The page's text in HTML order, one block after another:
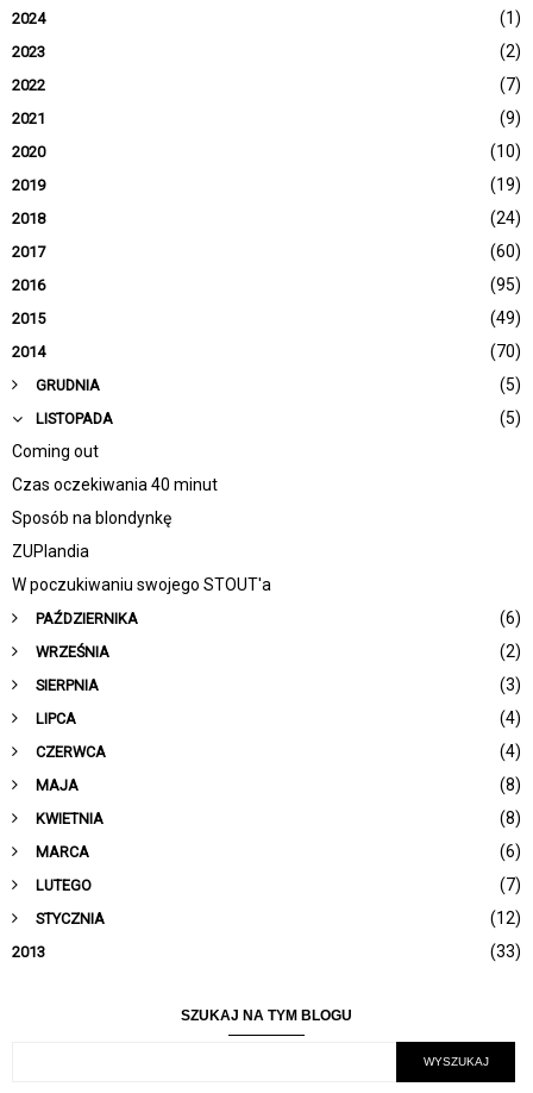
2024 (1)
2023 (2)
2022 (7)
2021 (9)
2020 (10)
2019 (19)
2018 (24)
2017 (60)
2016 (95)
2015 (49)
2014 (70)
GRUDNIA (5)
LISTOPADA
(5)
Coming out
Czas oczekiwania 40 minut
Sposób na blondynkę
ZUPlandia
W poczukiwaniu swojego STOUT'a
PAŹDZIERNIKA (6)
WRZEŚNIA (2)
SIERPNIA (3)
LIPCA (4)
CZERWCA (4)
MAJA (8)
KWIETNIA (8)
MARCA (6)
LUTEGO (7)
STYCZNIA (12)
2013 (33)
SZUKAJ NA TYM BLOGU